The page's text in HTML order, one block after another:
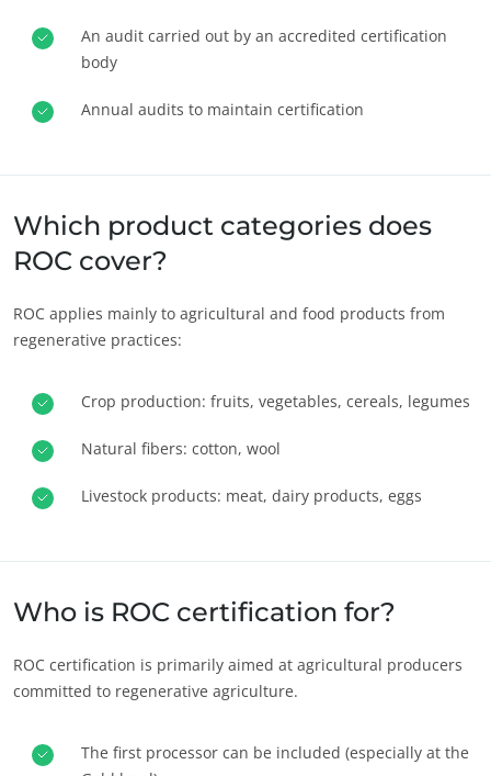
OS NOSSOS SECTORES DE ACTIVIDADE
Agro-alimentar
Cosméticos
Têxteis
Produtos para cuidados do lar
Materiais duradouros
Inputs
An audit carried out by an accredited certification
body
Annual audits to maintain certification
Which product categories does
ROC cover?
ROC applies mainly to agricultural and food products from
regenerative practices:
Crop production: fruits, vegetables, cereals, legumes
Natural fibers: cotton, wool
Livestock products: meat, dairy products, eggs
Who is ROC certification for?
ROC certification is primarily aimed at agricultural producers
committed to regenerative agriculture.
The first processor can be included (especially at the